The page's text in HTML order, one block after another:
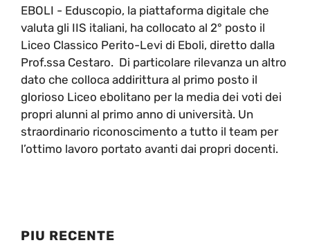
EBOLI - Eduscopio, la piattaforma digitale che
valuta gli IIS italiani, ha collocato al 2° posto il
Liceo Classico Perito-Levi di Eboli, diretto dalla
Prof.ssa Cestaro. Di particolare rilevanza un altro
dato che colloca addirittura al primo posto il
glorioso Liceo ebolitano per la media dei voti dei
propri alunni al primo anno di università. Un
straordinario riconoscimento a tutto il team per
l’ottimo lavoro portato avanti dai propri docenti.
PIU RECENTE